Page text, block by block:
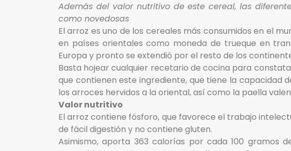
Además del valor nutritivo de este cereal, las
como novedosas
El arroz es uno de los cereales más consumidos en el
en países orientales como moneda de trueque en
Europa y pronto se extendió por el resto de los
Basta hojear cualquier recetario de cocina para
que contienen este ingrediente, que tiene la capacidad
los arroces hervidos a la oriental, así como la paella
Valor nutritivo
El arroz contiene fósforo, que favorece el trabajo
de fácil digestión y no contiene gluten.
Asimismo, aporta 363 calorías por cada 100 gramos